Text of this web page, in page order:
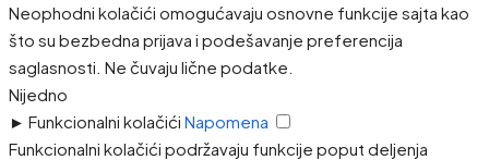
Neophodni kolačići omogućavaju osnovne funkcije sajta kao
što su bezbedna prijava i podešavanje preferencija
saglasnosti. Ne čuvaju lične podatke.
Nijedno
► Funkcionalni kolačići Napomena
Funkcionalni kolačići podržavaju funkcije poput deljenja